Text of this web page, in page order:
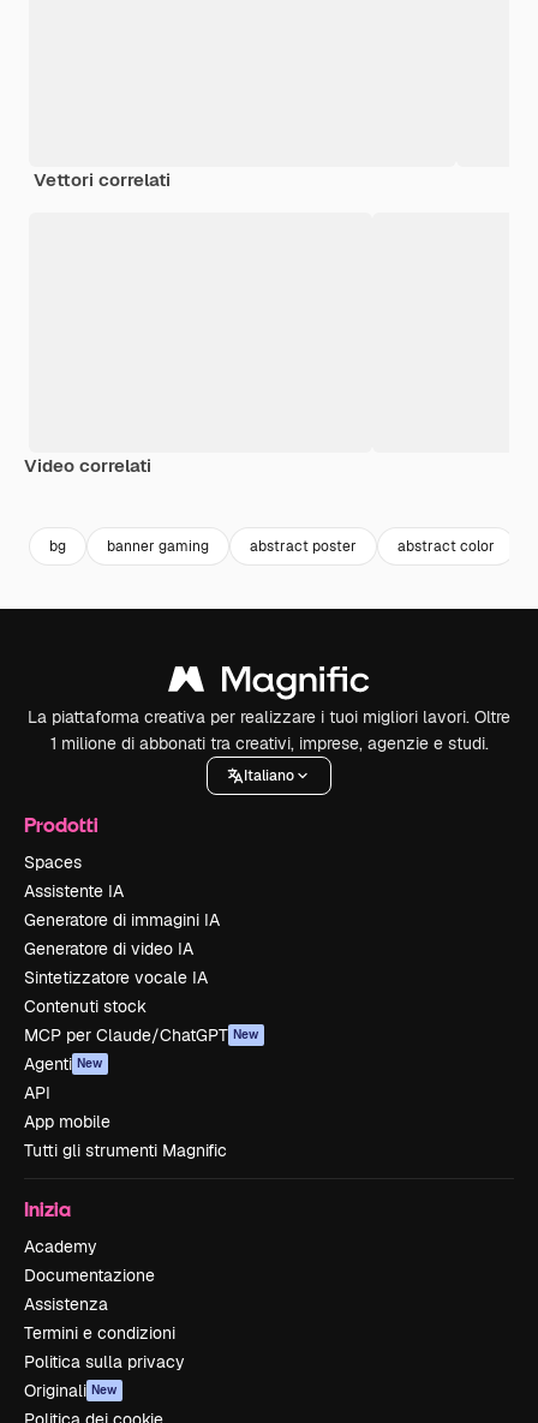
Vettori correlati
Video correlati
bg banner gaming abstract poster abstract color
La piattaforma creativa per realizzare i tuoi migliori lavori. Oltre
1 milione di abbonati tra creativi, imprese, agenzie e studi.
Italiano
Prodotti
Spaces
Assistente IA
Generatore di immagini IA
Generatore di video IA
Sintetizzatore vocale IA
Contenuti stock
MCP per Claude/ChatGPT New
Agenti New
API
App mobile
Tutti gli strumenti Magnific
Inizia
Academy
Documentazione
Assistenza
Termini e condizioni
Politica sulla privacy
Originali New